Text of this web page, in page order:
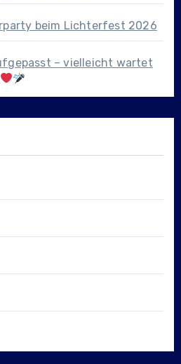
beim Lichterfest 2026
– vielleicht wartet